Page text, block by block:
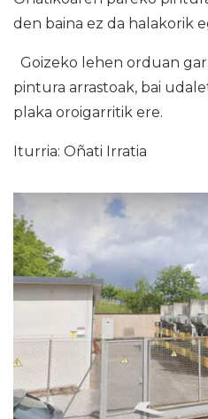
den baina ez da halakorik
Goizeko lehen orduan
pintura arrastoak, bai
plaka oroigarritik ere.
Iturria: Oñati Irratia